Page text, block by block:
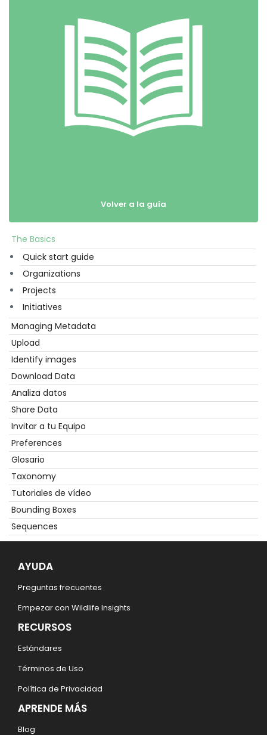
Volver a la guía
Empezar
The Basics
Quick start guide
Organizations
Projects
Initiatives
Managing Metadata
Upload
Identify images
Download Data
Analiza datos
Share Data
Invitar a tu Equipo
Preferences
Glosario
Taxonomy
Tutoriales de vídeo
Bounding Boxes
Sequences
AYUDA
Preguntas frecuentes
Empezar con Wildlife Insights
RECURSOS
Estándares
Términos de Uso
Política de Privacidad
APRENDE MÁS
Blog